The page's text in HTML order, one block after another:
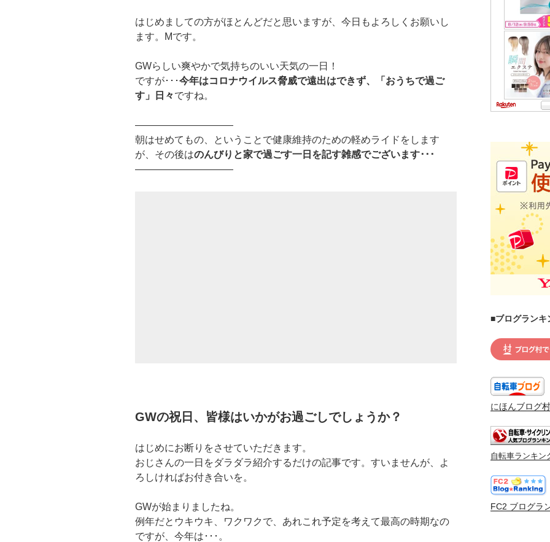
はじめましての方がほとんどだと思いますが、今日もよろしくお願いし
ます。Mです。
GWらしい爽やかで気持ちのいい天気の一日！
ですが･･･今年はコロナウイルス脅威で遠出はできず、「おうちで過ご
す」日々ですね。
——————————
朝はせめてもの、ということで健康維持のための軽めライドをします
が、その後はのんびりと家で過ごす一日を記す雑感でございます･･･
——————————
GWの祝日、皆様はいかがお過ごしでしょうか？
はじめにお断りをさせていただきます。
おじさんの一日をダラダラ紹介するだけの記事です。すいませんが、よ
ろしければお付き合いを。
GWが始まりましたね。
例年だとウキウキ、ワクワクで、あれこれ予定を考えて最高の時期なの
ですが、今年は･･･。
■ブログランキ
にほんブログ村
自転車ランキン
FC2 ブログラ